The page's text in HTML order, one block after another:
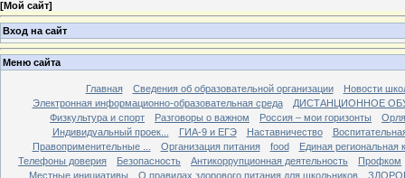
[Мой сайт]
Вход на сайт
Меню сайта
Главная Сведения об образовательной организации
Новости
Электронная информационно-образовательная среда
ДИСТАНЦИОННОЕ
Физкультура и спорт
Разговоры о важном Россия – мои горизонты
Индивидуальный проек...
ГИА-9 и ЕГЭ Наставничество
Правоприменительные ...
Организация питания food
Единая региональная
Телефоны доверия
Безопасность Антикоррупционная деятельность
Профком
Местные инициативы
О правилах здорового питания для школьников